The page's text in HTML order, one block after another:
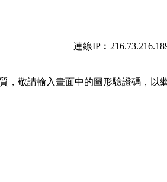
連線
，敬請輸入畫面中的圖形驗證碼，以